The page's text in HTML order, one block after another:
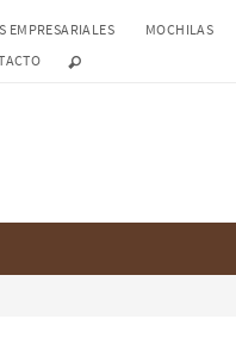
EMPRESARIALES
MOCHILAS